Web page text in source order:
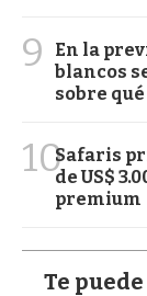
9
En la
blancos
sobre
10Safaris
de US$
premium
Te